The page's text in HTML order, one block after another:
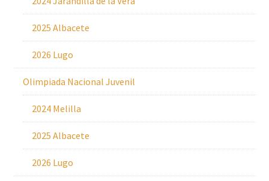
2025 Albacete
2026 Lugo
Olimpiada Nacional Juvenil
2024 Melilla
2025 Albacete
2026 Lugo